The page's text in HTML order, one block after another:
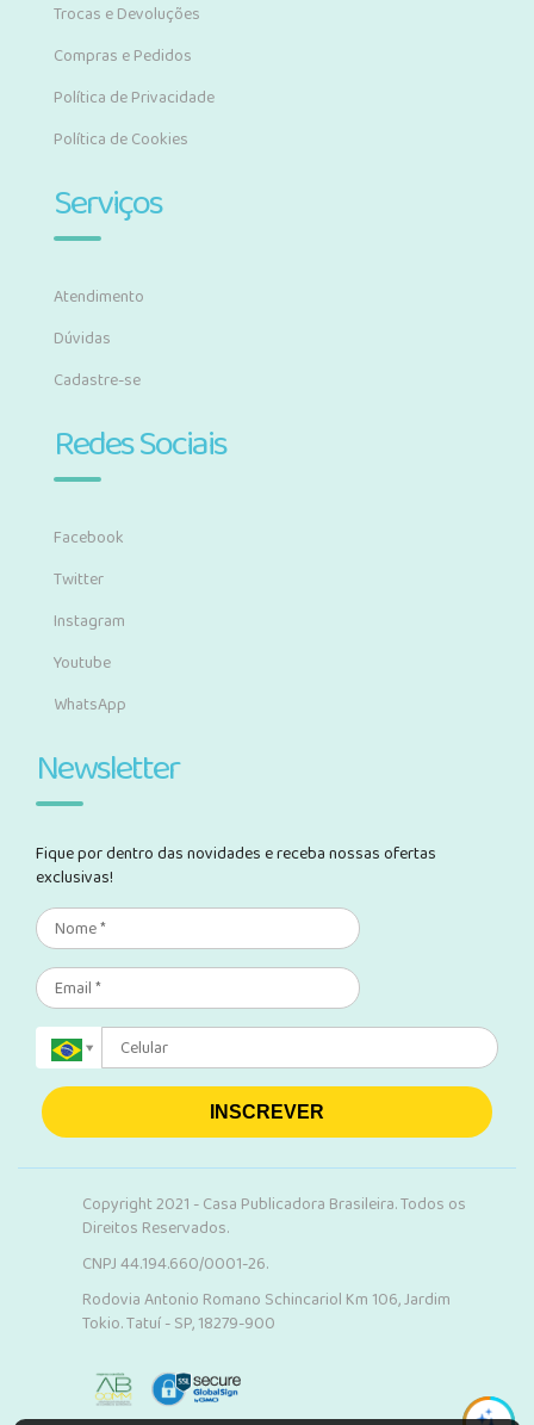
Trocas e Devoluções
Compras e Pedidos
Política de Privacidade
Política de Cookies
Serviços
Atendimento
Dúvidas
Cadastre-se
Redes Sociais
Facebook
Twitter
Instagram
Youtube
WhatsApp
Newsletter
Fique por dentro das novidades e receba nossas ofertas
exclusivas!
INSCREVER
Copyright 2021 - Casa Publicadora Brasileira. Todos os
Direitos Reservados.
CNPJ 44.194.660/0001-26.
Rodovia Antonio Romano Schincariol Km 106, Jardim
Tokio. Tatuí - SP, 18279-900